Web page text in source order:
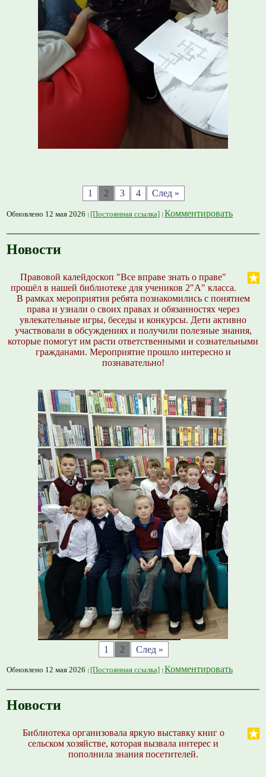
1 2 3 4 След »
Обновлено 12 мая 2026 [Постоянная ссылка] Комментировать
Новости
Правовой калейдоскоп "Все вправе знать о праве"
прошёл в нашей библиотеке для учеников 2"А" класса.
В рамках мероприятия ребята познакомились с понятием
права и узнали о своих правах и обязанностях через
увлекательные игры, беседы и конкурсы. Дети активно
участвовали в обсуждениях и получили полезные знания,
которые помогут им расти ответственными и сознательными
гражданами. Мероприятие прошло интересно и
познавательно!
1 2 След »
Обновлено 12 мая 2026 [Постоянная ссылка] Комментировать
Новости
Библиотека организовала яркую выставку книг о
сельском хозяйстве, которая вызвала интерес и
пополнила знания посетителей.